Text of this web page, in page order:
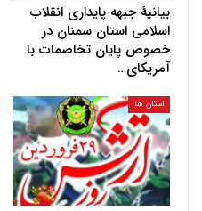
بیانیهٔ جبهه پایداری انقلاب
اسلامی استان سمنان در
خصوص پایان تخاصمات با
آمریکای…
استان ها